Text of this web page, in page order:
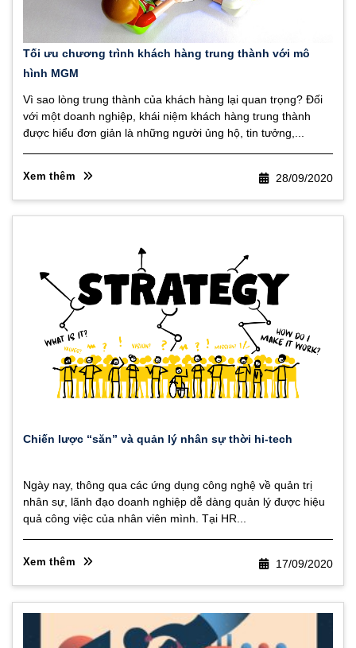
Tối ưu chương trình khách hàng trung thành với mô
hình MGM
28/09/2020
Vì sao lòng trung thành của khách hàng lại quan trọng? Đối
với một doanh nghiệp, khái niệm khách hàng trung thành
được hiểu đơn giản là những người ủng hộ, tin tưởng,...
Xem thêm
Chiến lược “săn” và quản lý nhân sự thời hi-tech
17/09/2020
Ngày nay, thông qua các ứng dụng công nghệ về quản trị
nhân sự, lãnh đạo doanh nghiệp dễ dàng quản lý được hiệu
quả công việc của nhân viên mình. Tại HR...
Xem thêm